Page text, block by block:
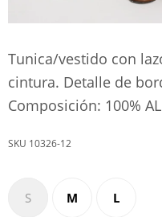
Tunica/vestido con
cintura. Detalle de
Composición: 100%
10326-12
S M L